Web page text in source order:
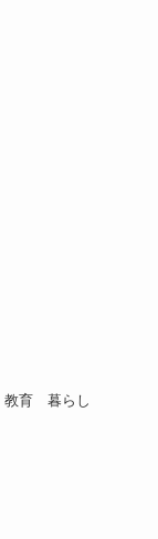
教育
暮らし